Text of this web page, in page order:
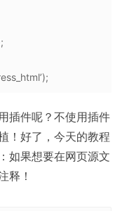
插件呢？不使用插件
！好了，今天的教程
如果想要在网页源文
释！